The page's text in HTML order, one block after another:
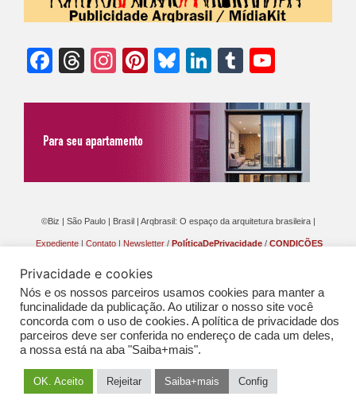
Facebook
Threads
Instagram
Pinterest
Bluesky
LinkedIn
Tumblr
©Biz | São Paulo | Brasil | Arqbrasil: O espaço da arquitetura brasileira |
Expediente | Contato | Newsletter / PolíticaDePrivacidade / CONDIÇÕES
Privacidade e cookies
Nós e os nossos parceiros usamos cookies para manter a
funcinalidade da publicação. Ao utilizar o nosso site você
concorda com o uso de cookies. A política de privacidade dos
parceiros deve ser conferida no endereço de cada um deles,
a nossa está na aba "Saiba+mais".
OK. Aceito Rejeitar Saiba+mais Config